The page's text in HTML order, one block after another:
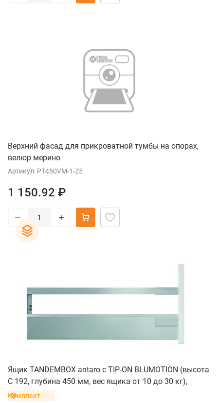
Верхний фасад для прикроватной тумбы на опорах,
велюр мерино
Артикул: PT450VM-1-Z5
1 150.92 ₽
– +
Ящик TANDEMBOX antaro с TIP-ON BLUMOTION (высота
С 192, глубина 450 мм, вес ящика от 10 до 30 кг),
крепление под саморезы, серый
Комплект